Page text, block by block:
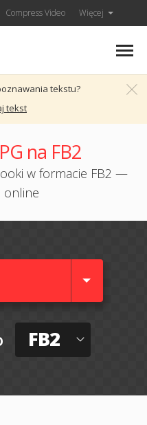
Compress Video Więcej
tekstu?
tekst
na FB2
w formacie FB2 —
online
FB2